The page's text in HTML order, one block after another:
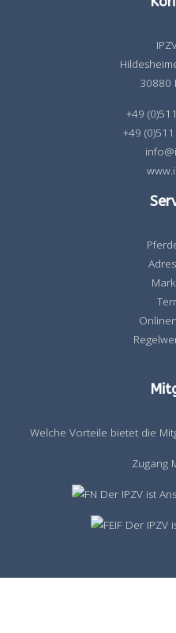
30880
+49
+49
Welche Vorteile bietet die
Zugang
Der IPZV ist
Der IPZV